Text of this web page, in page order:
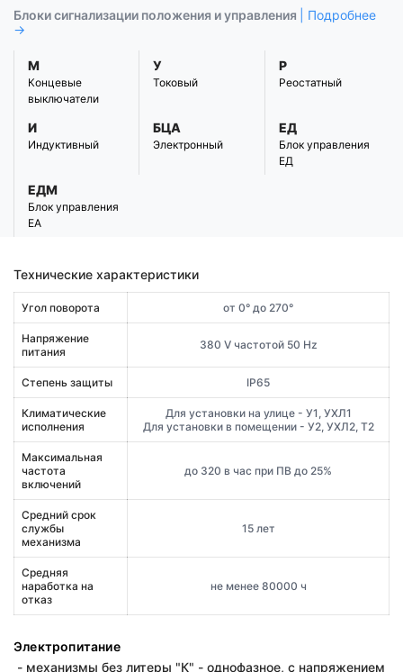
Блоки сигнализации положения и управления
| Подробнее
→
М
Концевые
выключатели
У
Токовый
Р
Реостатный
И
Индуктивный
БЦА
Электронный
ЕД
Блок управления
ЕД
ЕДМ
Блок управления
ЕА
Технические характеристики
Угол поворота от 0° до 270°
Напряжение
питания
380 V частотой 50 Hz
Степень защиты IP65
Климатические
исполнения
Для установки на улице - У1, УХЛ1
Для установки в помещении - У2, УХЛ2, Т2
Максимальная
частота
включений
до 320 в час при ПВ до 25%
Средний срок
службы
механизма
15 лет
Средняя
наработка на
отказ
не менее 80000 ч
Электропитание
- механизмы без литеры "К" - однофазное, с напряжением